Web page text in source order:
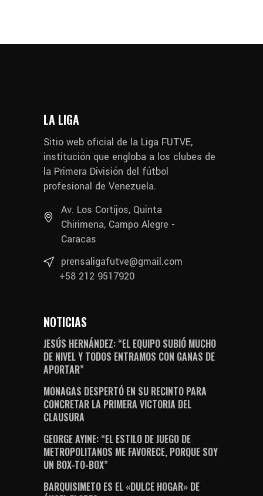
LA LIGA
Sitio web oficial de la Liga FUTVE,
institución que engloba a los clubes de
la Primera División del fútbol
profesional de Venezuela.
Av. Los Cortijos, Quinta
Chirimena, Campo Alegre -
Caracas
prensaligafutve@gmail.com
+58 212 9517920
NOTICIAS
JESÚS HERNÁNDEZ: “EL EQUIPO SUBIÓ MUCHO
DE NIVEL Y TODOS ENTRAMOS CON GANAS DE
APORTAR”
MONAGAS DESPERTÓ EN SU RECINTO PARA
CONCRETAR LA PRIMERA VICTORIA DEL
CLAUSURA
GEORGE AYINE: “EL ESTILO DE JUEGO DE
METROPOLITANOS ME FAVORECE, PORQUE SOY
UN BOX-TO-BOX”
BARQUISIMETO ES EL «DULCE HOGAR» DE